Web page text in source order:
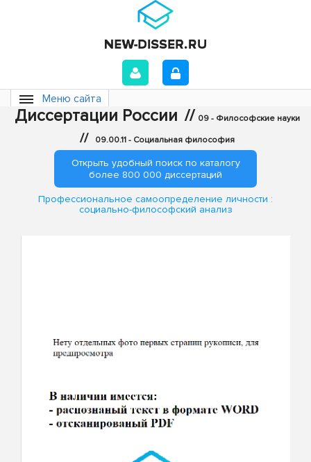
Меню сайта
Диссертации России // 09 - Философские науки
// 09.00.11 - Социальная философия
Открыть удобный поиск по каталогу
более 800 000 диссертаций
Профессиональное самоопределение личности :
социально-философский анализ